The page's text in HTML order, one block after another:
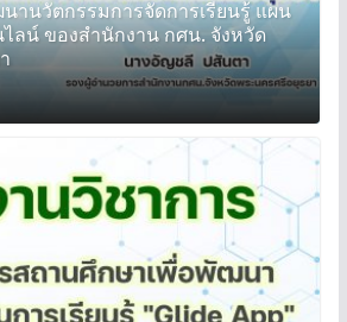
านวัตกรรมการจัดการเรียนรู้ แผน
ลน์ ของสำนักงาน กศน. จังหวัด